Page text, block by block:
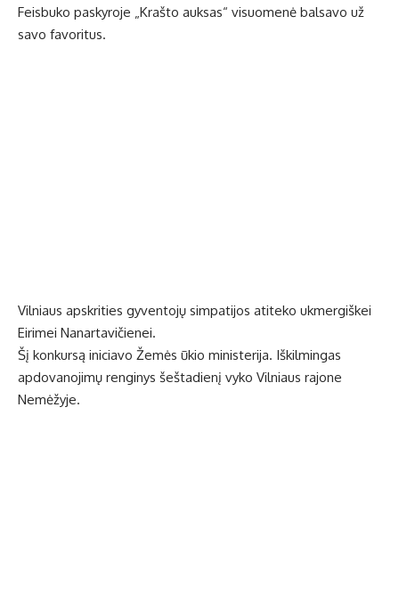
Feisbuko paskyroje „Krašto auksas“ visuomenė balsavo už
savo favoritus.
Vilniaus apskrities gyventojų simpatijos atiteko ukmergiškei
Eirimei Nanartavičienei.
Šį konkursą iniciavo Žemės ūkio ministerija. Iškilmingas
apdovanojimų renginys šeštadienį vyko Vilniaus rajone
Nemėžyje.